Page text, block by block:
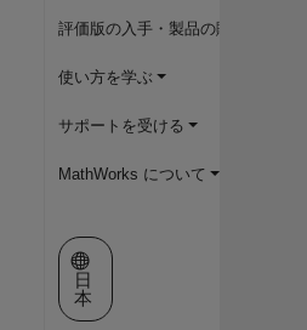
評価版の入手・製品の購入
使い方を学ぶ
サポートを受ける
MathWorks について
Web サイトの選択
日
本